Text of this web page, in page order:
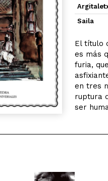
Saila
El título
es más
furia,
en tres
ruptura
ser